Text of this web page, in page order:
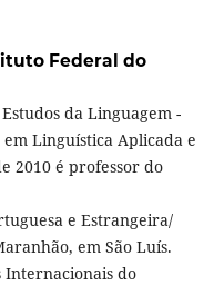
Federal do
da Linguagem -
em Linguística Aplicada e
2010 é professor do
e Estrangeira/
em São Luís.
Internacionais do